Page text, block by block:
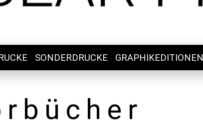
SONDERDRUCKE GRAPHIKEDITIONEN